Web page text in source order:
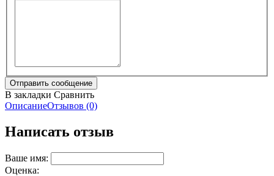
В закладки Сравнить
ОписаниеОтзывов (0)
Написать отзыв
Ваше имя:
Оценка: